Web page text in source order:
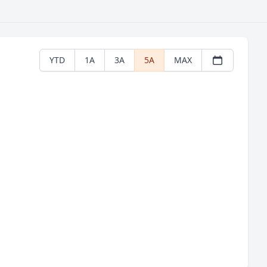
YTD 1A 3A 5A MAX